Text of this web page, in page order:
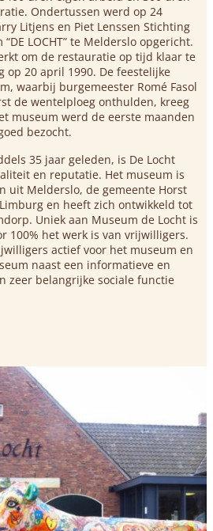
Ondertussen werd op 24
Litjens en Piet Lenssen Stichting
LOCHT” te Melderslo opgericht.
om de restauratie op tijd klaar te
op 20 april 1990. De feestelijke
waarbij burgemeester Romé Fasol
de wentelploeg onthulden, kreeg
museum werd de eerste maanden
bezocht.
35 jaar geleden, is De Locht
en reputatie. Het museum is
uit Melderslo, de gemeente Horst
en heeft zich ontwikkeld tot
Uniek aan Museum de Locht is
100% het werk is van vrijwilligers.
actief voor het museum en
naast een informatieve en
zeer belangrijke sociale functie